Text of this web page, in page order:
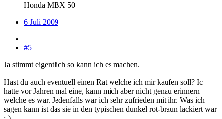
Honda MBX 50
6 Juli 2009
#5
Ja stimmt eigentlich so kann ich es machen.
Hast du auch eventuell einen Rat welche ich mir kaufen soll? Ic
hatte vor Jahren mal eine, kann mich aber nicht genau erinnern
welche es war. Jedenfalls war ich sehr zufrieden mit ihr. Was ich
sagen kann ist das sie in den typischen dunkel rot-braun lackiert war